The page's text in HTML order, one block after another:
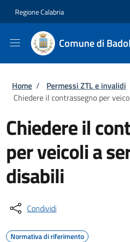
Regione Calabria
Comune di
Briciole di pane
Home / Permessi ZTL e invalidi
Chiedere il contrassegno per
Chiedere il
per veicoli a
disabili
Condividi
Normativa di riferimento